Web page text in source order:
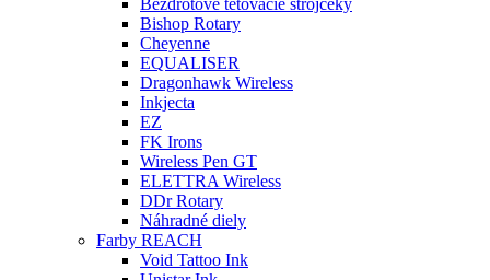
Bishop Rotary
Cheyenne
EQUALISER
Dragonhawk Wireless
Inkjecta
EZ
FK Irons
Wireless Pen GT
ELETTRA Wireless
DDr Rotary
Náhradné diely
Farby REACH
Void Tattoo Ink